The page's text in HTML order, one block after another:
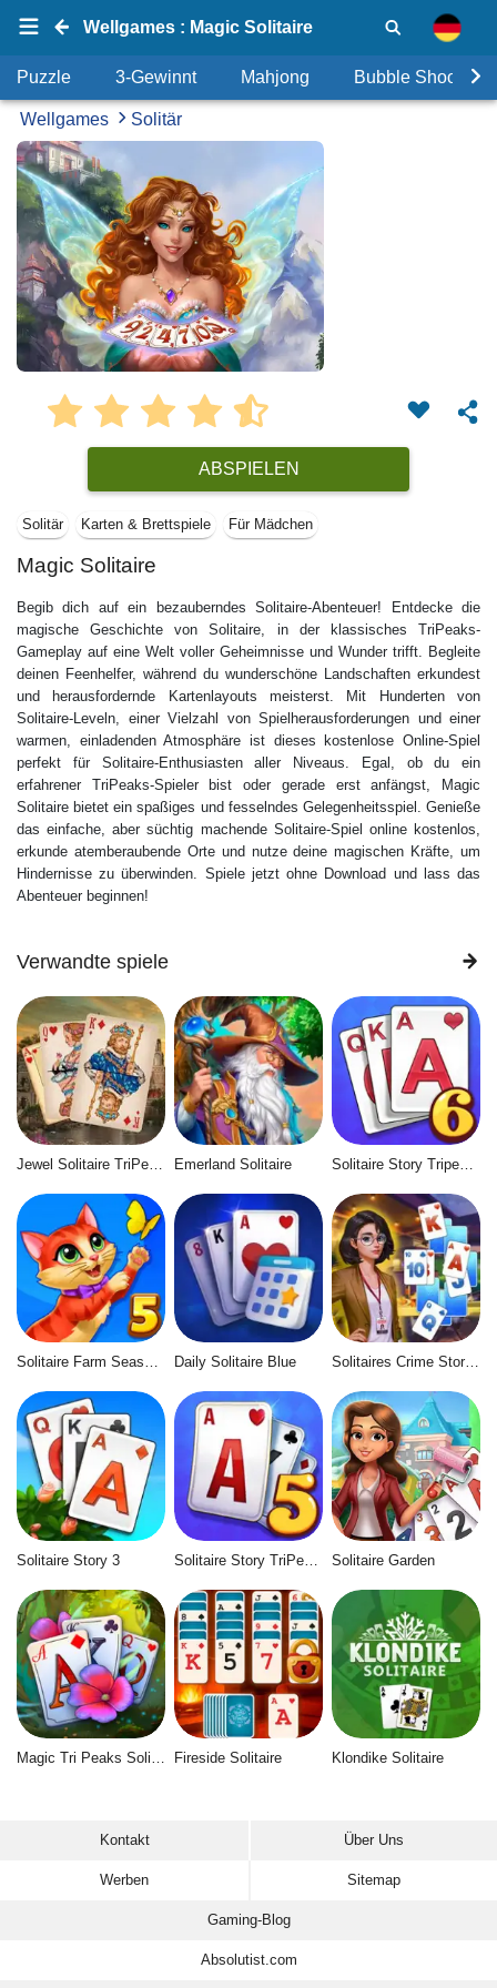
Wellgames : Magic Solitaire
Puzzle 3-Gewinnt Mahjong Bubble Shooter
Wellgames Solitär
ABSPIELEN
Solitär Karten & Brettspiele Für Mädchen
Magic Solitaire
Begib dich auf ein bezauberndes Solitaire-Abenteuer! Entdecke die
magische Geschichte von Solitaire, in der klassisches TriPeaks-
Gameplay auf eine Welt voller Geheimnisse und Wunder trifft. Begleite
deinen Feenhelfer, während du wunderschöne Landschaften erkundest
und herausfordernde Kartenlayouts meisterst. Mit Hunderten von
Solitaire-Leveln, einer Vielzahl von Spielherausforderungen und einer
warmen, einladenden Atmosphäre ist dieses kostenlose Online-Spiel
perfekt für Solitaire-Enthusiasten aller Niveaus. Egal, ob du ein
erfahrener TriPeaks-Spieler bist oder gerade erst anfängst, Magic
Solitaire bietet ein spaßiges und fesselndes Gelegenheitsspiel. Genieße
das einfache, aber süchtig machende Solitaire-Spiel online kostenlos,
erkunde atemberaubende Orte und nutze deine magischen Kräfte, um
Hindernisse zu überwinden. Spiele jetzt ohne Download und lass das
Abenteuer beginnen!
Verwandte spiele
Emerland Solitaire Solitaire Story Tripeaks 6
Solitaire Farm Seasons 5 Daily Solitaire Blue Solitaires Crime Stories
Solitaire Story 3 Solitaire Story TriPeaks 5 Solitaire Garden
Fireside Solitaire Klondike Solitaire
Kontakt Über Uns
Werben Sitemap
Gaming-Blog
Absolutist.com